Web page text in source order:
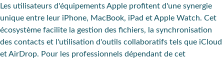
Les utilisateurs d'équipements Apple profitent d'une synergie
unique entre leur iPhone, MacBook, iPad et Apple Watch. Cet
écosystème facilite la gestion des fichiers, la synchronisation
des contacts et l'utilisation d'outils collaboratifs tels que iCloud
et AirDrop. Pour les professionnels dépendant de cet